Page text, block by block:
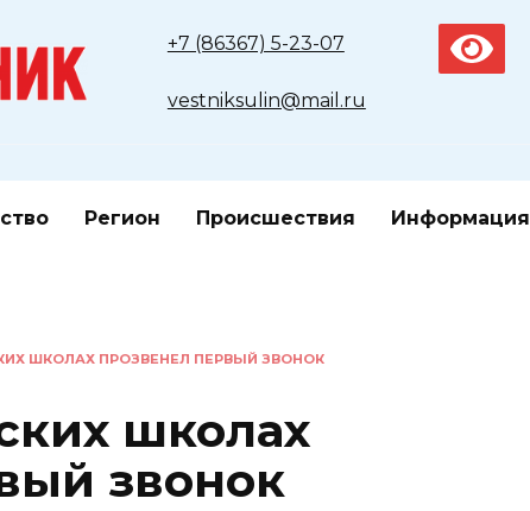
+7 (86367) 5-23-07
vestniksulin@mail.ru
Регион Происшествия Информация
ШКОЛАХ ПРОЗВЕНЕЛ ПЕРВЫЙ ЗВОНОК
школах
звонок